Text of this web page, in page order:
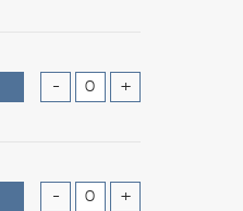
- +
- +